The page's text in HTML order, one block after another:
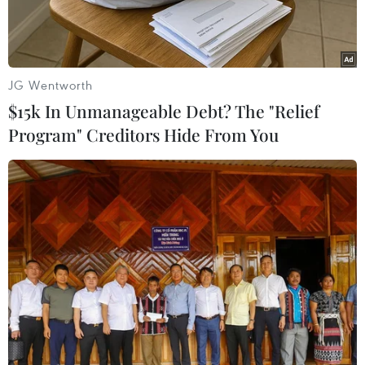
Trục vớt tàu cá và tìm kiếm người mắc nạn (Ảnh: Quốc Việt -
TTXVN)
Ngày 18/1, tại khu vực cửa biển Thuận An,
huyện Phú Vang, tỉnh Thừa Thiên-Huế, đã xảy
ra vụ chìm tàu cá làm 3 người chết và 1 người
mất tích.
Ba nạn nhân bị thiệt mạng trong vụ chìm tàu cá
JG Wentworth
$15k In Unmanageable Debt? The "Relief
Program" Creditors Hide From You